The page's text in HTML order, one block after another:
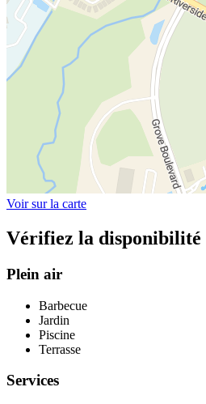
Voir sur la carte
Vérifiez la disponibilité
Plein air
Barbecue
Jardin
Piscine
Terrasse
Services